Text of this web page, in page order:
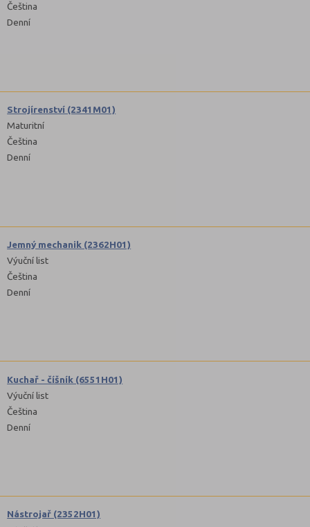
Čeština
Denní
Strojírenství (2341M01)
Maturitní
Čeština
Denní
Jemný mechanik (2362H01)
Výuční list
Čeština
Denní
Kuchař - číšník (6551H01)
Výuční list
Čeština
Denní
Nástrojař (2352H01)